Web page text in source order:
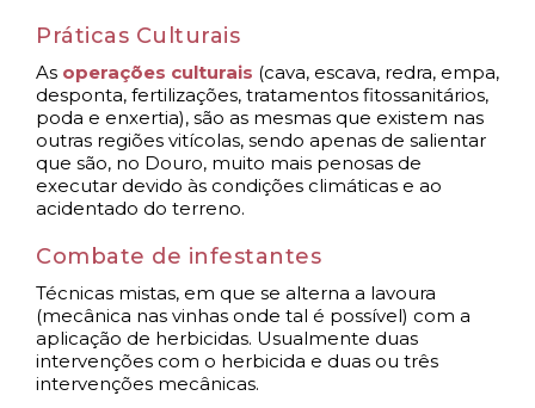
Práticas Culturais
As operações culturais (cava, escava, redra, empa,
desponta, fertilizações, tratamentos fitossanitários,
poda e enxertia), são as mesmas que existem nas
outras regiões vitícolas, sendo apenas de salientar
que são, no Douro, muito mais penosas de
executar devido às condições climáticas e ao
acidentado do terreno.
Combate de infestantes
Técnicas mistas, em que se alterna a lavoura
(mecânica nas vinhas onde tal é possível) com a
aplicação de herbicidas. Usualmente duas
intervenções com o herbicida e duas ou três
intervenções mecânicas.